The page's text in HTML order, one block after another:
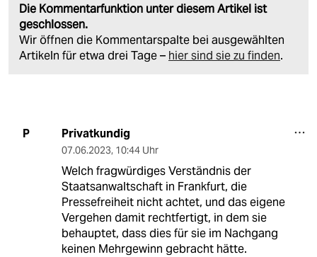
Die Kommentarfunktion unter diesem Artikel ist
geschlossen.
Wir öffnen die Kommentarspalte bei ausgewählten
Artikeln für etwa drei Tage – hier sind sie zu finden.
P Privatkundig
07.06.2023, 10:44 Uhr
Welch fragwürdiges Verständnis der
Staatsanwaltschaft in Frankfurt, die
Pressefreiheit nicht achtet, und das eigene
Vergehen damit rechtfertigt, in dem sie
behauptet, dass dies für sie im Nachgang
keinen Mehrgewinn gebracht hätte.